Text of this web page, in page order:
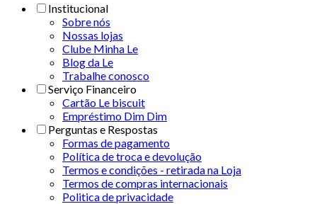
Institucional
Sobre nós
Nossas lojas
Clube Minha Le
Blog da Le
Trabalhe conosco
Serviço Financeiro
Cartão Le biscuit
Empréstimo Dim Dim
Perguntas e Respostas
Formas de pagamento
Política de troca e devolução
Termos e condições - retirada na Loja
Termos de compras internacionais
Politica de privacidade